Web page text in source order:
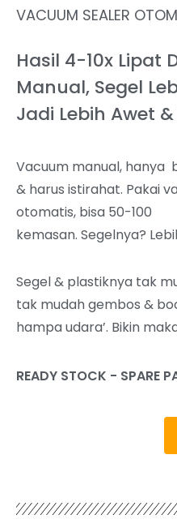
VACUUM SEALER
Hasil 4-10x Lipat
Manual, Segel
Jadi Lebih Awet
Vacuum manual, hanya
& harus istirahat. Pakai
otomatis, bisa 50-100
kemasan. Segelnya?
Segel & plastiknya tak
tak mudah gembos &
hampa udara’. Bikin
READY STOCK - SPARE